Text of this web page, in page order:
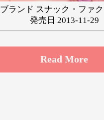
ブランド スナック・ファ
発売日 2013-11-29
Read More